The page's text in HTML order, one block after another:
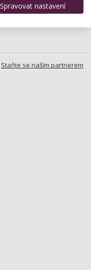
Staňte se naším partnerem
Spravovat nastavení